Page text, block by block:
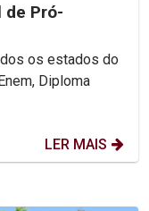
de Pró-
os estados do
Diploma
LER MAIS